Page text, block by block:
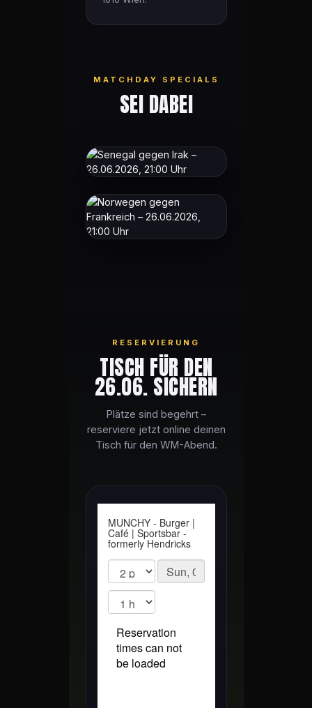
MATCHDAY SPECIALS
SEI DABEI
RESERVIERUNG
TISCH FÜR DEN
26.06. SICHERN
Plätze sind begehrt –
reserviere jetzt online deinen
Tisch für den WM-Abend.